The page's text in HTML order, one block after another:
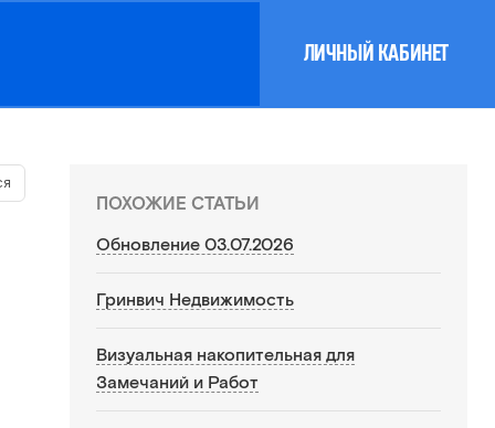
ЛИЧНЫЙ КАБИНЕТ
ПОХОЖИЕ СТАТЬИ
Обновление 03.07.2026
Гринвич Недвижимость
Визуальная накопительная для
Замечаний и Работ